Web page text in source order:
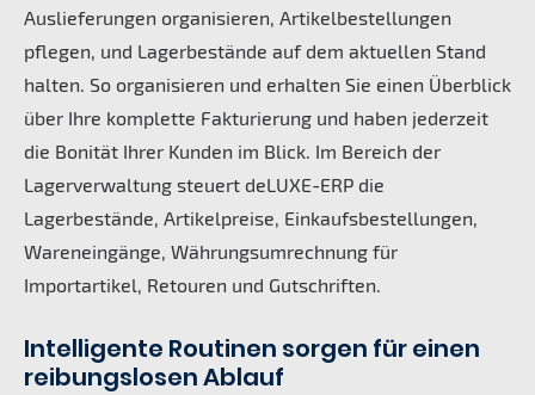
Auslieferungen organisieren, Artikelbestellungen
pflegen, und Lagerbestände auf dem aktuellen Stand
halten. So organisieren und erhalten Sie einen Überblick
über Ihre komplette Fakturierung und haben jederzeit
die Bonität Ihrer Kunden im Blick. Im Bereich der
Lagerverwaltung steuert deLUXE-ERP die
Lagerbestände, Artikelpreise, Einkaufsbestellungen,
Wareneingänge, Währungsumrechnung für
Importartikel, Retouren und Gutschriften.
Intelligente Routinen sorgen für einen
reibungslosen Ablauf